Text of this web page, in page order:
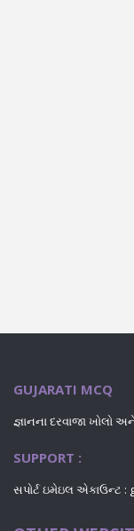
GUJARATI MCQ
જ્ઞાનના દરવાજા ખોલો
SUPPORT :
સપોર્ટ ઇમેઇલ એકાઉન્ટ :